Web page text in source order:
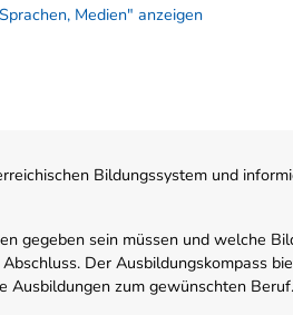
Medien" anzeigen
Bildungssystem und
gegeben sein müssen und welche
Der Ausbildungskompass
Ausbildungen zum gewünschten Beruf.